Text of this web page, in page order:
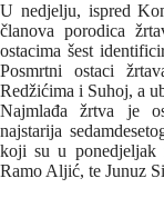
U nedjelju, ispred
članova porodica
ostacima šest
Posmrtni ostaci
Redžićima i Suhoj, a
Najmlađa žrtva je
najstarija
koji su u ponedjeljak
Ramo Aljić, te Junuz